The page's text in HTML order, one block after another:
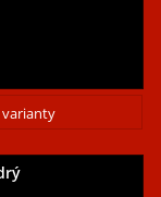
varianty